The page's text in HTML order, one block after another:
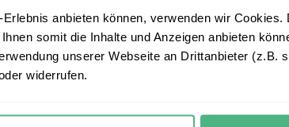
anbieten können, verwenden wir Cookies.
somit die Inhalte und Anzeigen anbieten
unserer Webseite an Drittanbieter (z.B.
widerrufen.